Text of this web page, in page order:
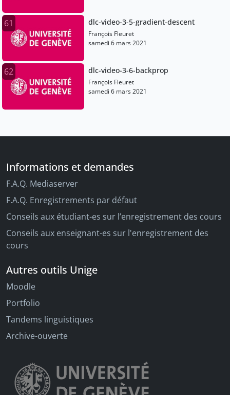
61 dlc-video-3-5-gradient-descent
François Fleuret
samedi 6 mars 2021
62 dlc-video-3-6-backprop
François Fleuret
samedi 6 mars 2021
Informations et demandes
F.A.Q. Mediaserver
F.A.Q. Enregistrements par défaut
Conseils aux étudiant-es sur l’enregistrement des cours
Conseils aux enseignant-es sur l'enregistrement des
cours
Autres outils Unige
Moodle
Portfolio
Tandems linguistiques
Archive-ouverte